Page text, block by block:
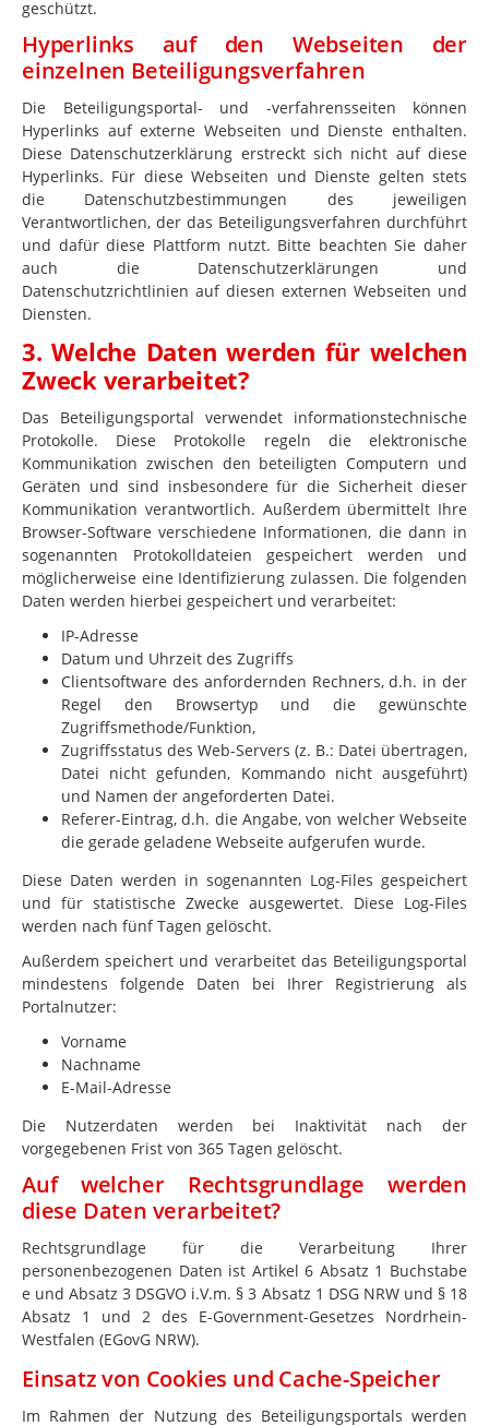
geschützt.
Hyperlinks auf den Webseiten der
einzelnen Beteiligungsverfahren
Die Beteiligungsportal- und -verfahrensseiten können
Hyperlinks auf externe Webseiten und Dienste enthalten.
Diese Datenschutzerklärung erstreckt sich nicht auf diese
Hyperlinks. Für diese Webseiten und Dienste gelten stets
die Datenschutzbestimmungen des jeweiligen
Verantwortlichen, der das Beteiligungsverfahren durchführt
und dafür diese Plattform nutzt. Bitte beachten Sie daher
auch die Datenschutzerklärungen und
Datenschutzrichtlinien auf diesen externen Webseiten und
Diensten.
3. Welche Daten werden für welchen
Zweck verarbeitet?
Das Beteiligungsportal verwendet informationstechnische
Protokolle. Diese Protokolle regeln die elektronische
Kommunikation zwischen den beteiligten Computern und
Geräten und sind insbesondere für die Sicherheit dieser
Kommunikation verantwortlich. Außerdem übermittelt Ihre
Browser-Software verschiedene Informationen, die dann in
sogenannten Protokolldateien gespeichert werden und
möglicherweise eine Identifizierung zulassen. Die folgenden
Daten werden hierbei gespeichert und verarbeitet:
IP-Adresse
Datum und Uhrzeit des Zugriffs
Clientsoftware des anfordernden Rechners, d.h. in der
Regel den Browsertyp und die gewünschte
Zugriffsmethode/Funktion,
Zugriffsstatus des Web-Servers (z. B.: Datei übertragen,
Datei nicht gefunden, Kommando nicht ausgeführt)
und Namen der angeforderten Datei.
Referer-Eintrag, d.h. die Angabe, von welcher Webseite
die gerade geladene Webseite aufgerufen wurde.
Diese Daten werden in sogenannten Log-Files gespeichert
und für statistische Zwecke ausgewertet. Diese Log-Files
werden nach fünf Tagen gelöscht.
Außerdem speichert und verarbeitet das Beteiligungsportal
mindestens folgende Daten bei Ihrer Registrierung als
Portalnutzer:
Vorname
Nachname
E-Mail-Adresse
Die Nutzerdaten werden bei Inaktivität nach der
vorgegebenen Frist von 365 Tagen gelöscht.
Auf welcher Rechtsgrundlage werden
diese Daten verarbeitet?
Rechtsgrundlage für die Verarbeitung Ihrer
personenbezogenen Daten ist Artikel 6 Absatz 1 Buchstabe
e und Absatz 3 DSGVO i.V.m. § 3 Absatz 1 DSG NRW und § 18
Absatz 1 und 2 des E-Government-Gesetzes Nordrhein-
Westfalen (EGovG NRW).
Einsatz von Cookies und Cache-Speicher
Im Rahmen der Nutzung des Beteiligungsportals werden